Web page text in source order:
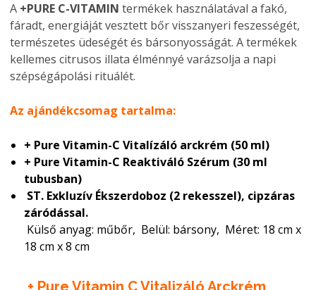
A +PURE C-VITAMINtermékek használatával a fakó,
fáradt, energiáját vesztett bőr visszanyeri feszességét,
természetes üdeségét és bársonyosságát. A termékek
kellemes citrusos illata élménnyé varázsolja a napi
szépségápolási rituálét.
Az ajándékcsomag tartalma:
+ Pure Vitamin-C Vitalízáló arckrém (50 ml)
+ Pure Vitamin-C Reaktiváló Szérum (30 ml
tubusban)
ST. Exkluzív Ékszerdoboz (2 rekesszel), cipzáras
záródással.
Külső anyag: műbőr, Belül: bársony, Méret: 18 cm x
18 cm x 8 cm